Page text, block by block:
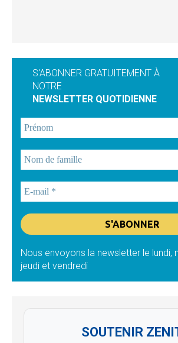
S'ABONNER GRATUITEMENT À
NOTRE
NEWSLETTER QUOTIDIENNE
Nous envoyons la newsletter le lundi,
jeudi et vendredi
SOUTENIR